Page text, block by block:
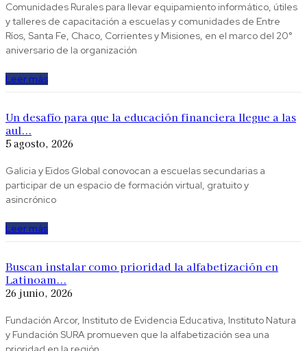
Comunidades Rurales para llevar equipamiento informático, útiles
y talleres de capacitación a escuelas y comunidades de Entre
Ríos, Santa Fe, Chaco, Corrientes y Misiones, en el marco del 20°
aniversario de la organización
Leer más
Un desafío para que la educación financiera llegue a las
aul...
5 agosto, 2026
Galicia y Eidos Global conovocan a escuelas secundarias a
participar de un espacio de formación virtual, gratuito y
asincrónico
Leer más
Buscan instalar como prioridad la alfabetización en
Latinoam...
26 junio, 2026
Fundación Arcor, Instituto de Evidencia Educativa, Instituto Natura
y Fundación SURA ​promueven que la alfabetización sea una